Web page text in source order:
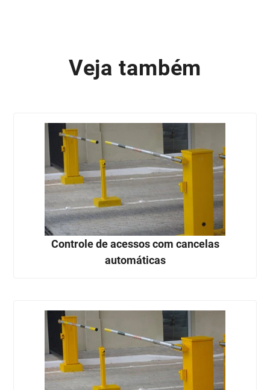
Veja também
Controle de acessos com cancelas
automáticas